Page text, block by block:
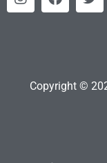
Copyright ©